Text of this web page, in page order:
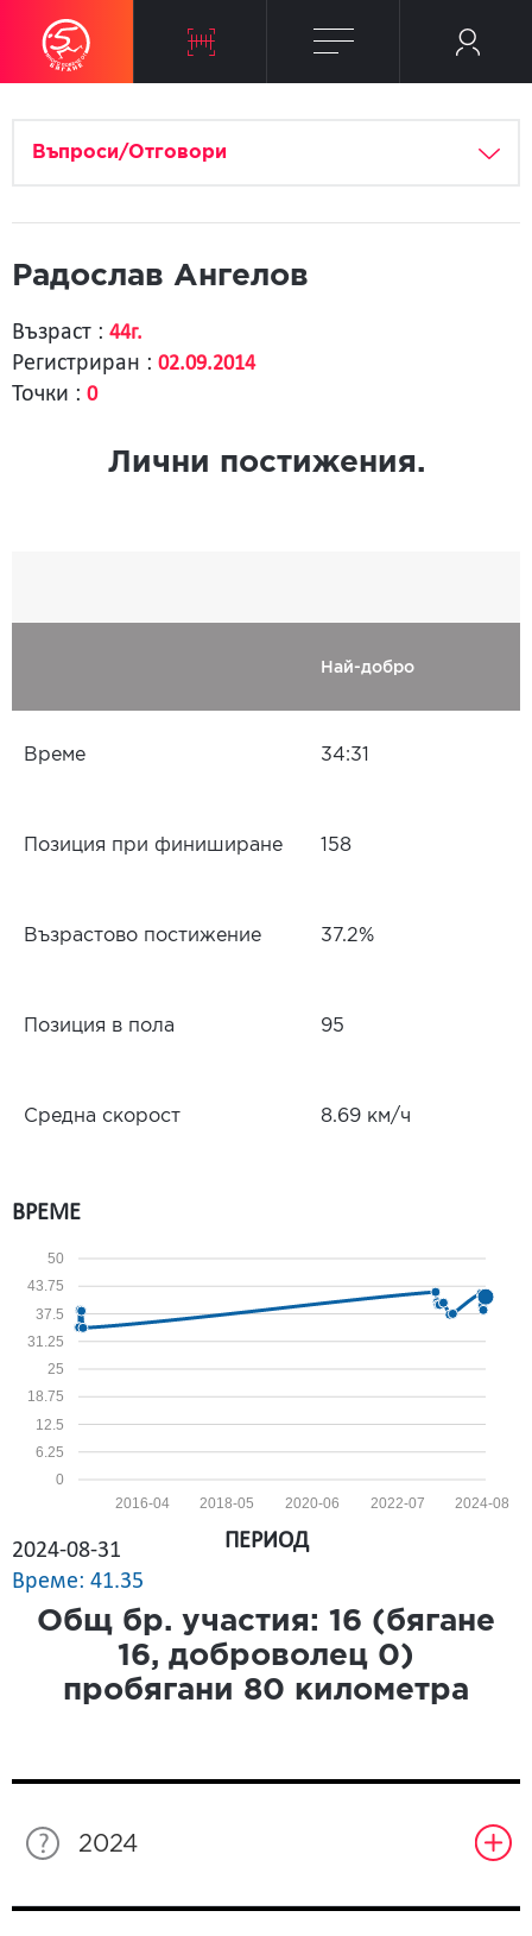
Въпроси/Отговори
Радослав Ангелов
Възраст : 44г.
Регистриран : 02.09.2014
Точки : 0
Лични постижения.
Най-добро
Време 34:31
Позиция при финиширане 158
Възрастово постижение 37.2%
Позиция в пола 95
Средна скорост 8.69 км/ч
ВРЕМЕ
0
6.25
12.5
18.75
25
31.25
37.5
43.75
50
2024-08
2022-07
2020-06
2018-05
2016-04
2024-08-31
Време: 41.35
ПЕРИОД
Общ бр. участия: 16 (бягане
16, доброволец 0)
пробягани 80 километра
2024